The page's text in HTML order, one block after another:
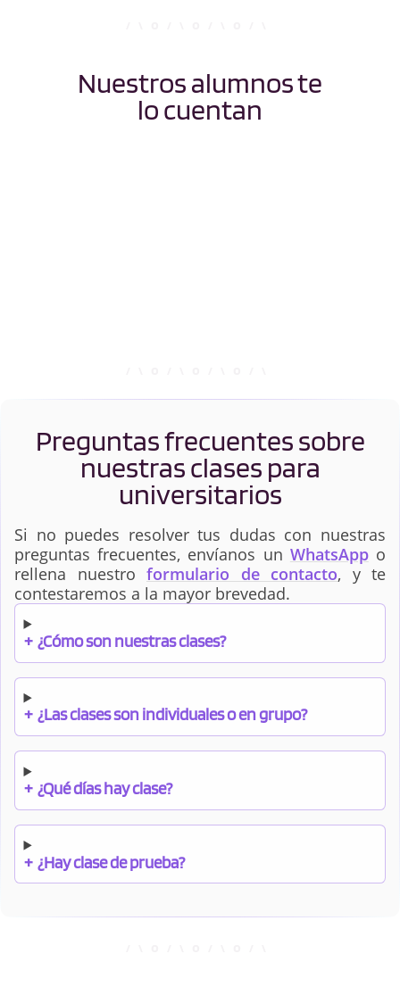
Nuestros alumnos te
lo cuentan
Preguntas frecuentes sobre
nuestras clases para
universitarios
Si no puedes resolver tus dudas con nuestras
preguntas frecuentes, envíanos un WhatsAppo
rellena nuestro formulario de contacto, y te
contestaremos a la mayor brevedad.
+ ¿Cómo son nuestras clases?
+ ¿Las clases son individuales o en grupo?
+ ¿Qué días hay clase?
+ ¿Hay clase de prueba?